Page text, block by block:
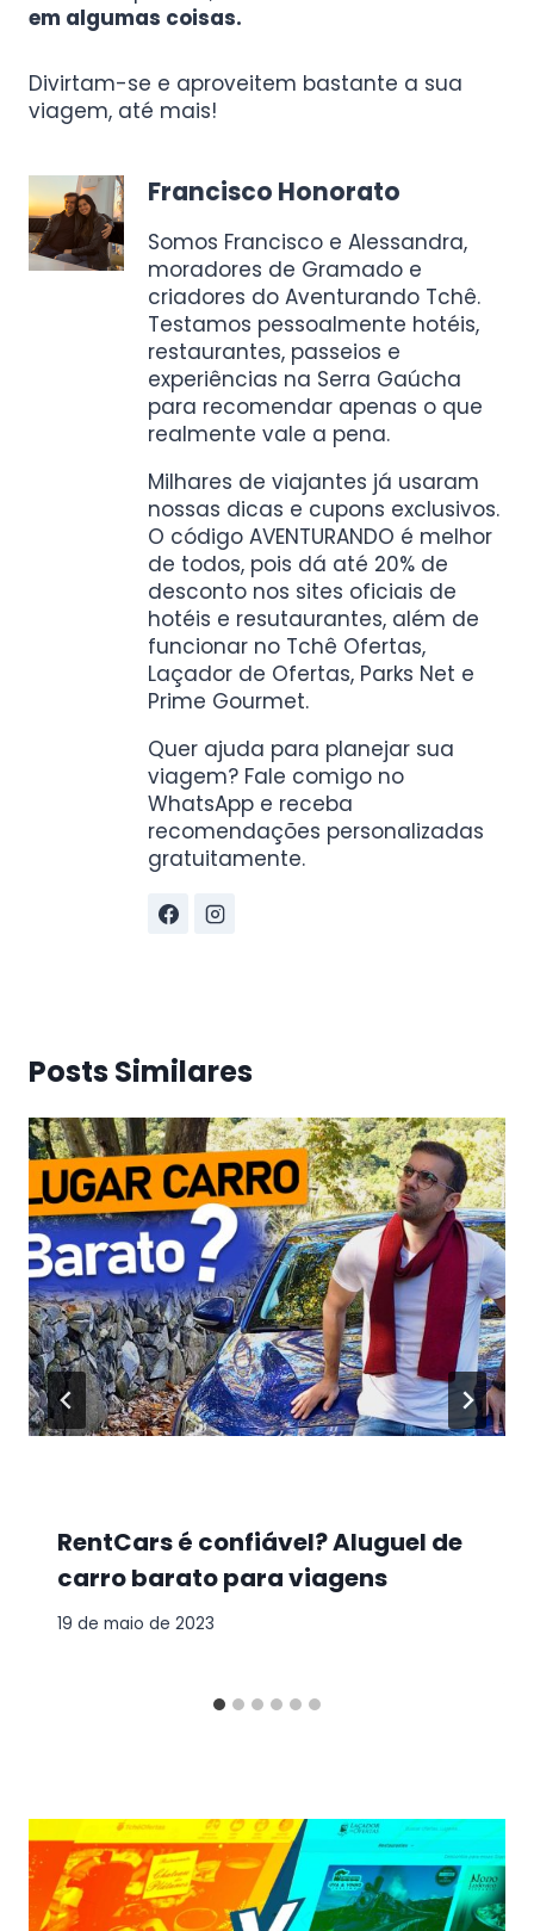
em algumas coisas.
Divirtam-se e aproveitem bastante a sua
viagem, até mais!
Francisco Honorato
Somos Francisco e Alessandra,
moradores de Gramado e
criadores do Aventurando Tchê.
Testamos pessoalmente hotéis,
restaurantes, passeios e
experiências na Serra Gaúcha
para recomendar apenas o que
realmente vale a pena.
Milhares de viajantes já usaram
nossas dicas e cupons exclusivos.
O código AVENTURANDO é melhor
de todos, pois dá até 20% de
desconto nos sites oficiais de
hotéis e resutaurantes, além de
funcionar no Tchê Ofertas,
Laçador de Ofertas, Parks Net e
Prime Gourmet.
Quer ajuda para planejar sua
viagem? Fale comigo no
WhatsApp e receba
recomendações personalizadas
gratuitamente.
Posts Similares
RentCars é confiável? Aluguel de
carro barato para viagens
19 de maio de 2023